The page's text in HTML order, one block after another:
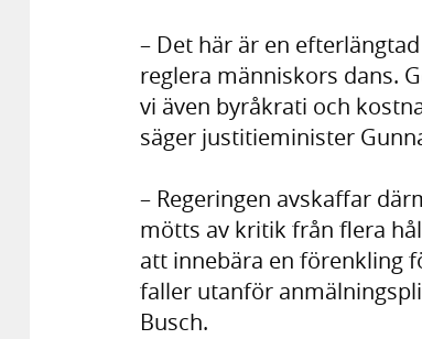
– Det här är en
reglera människors dans.
vi även byråkrati och
säger justitieminister
– Regeringen avskaffar
mötts av kritik från flera
att innebära en förenkling
faller utanför
Busch.